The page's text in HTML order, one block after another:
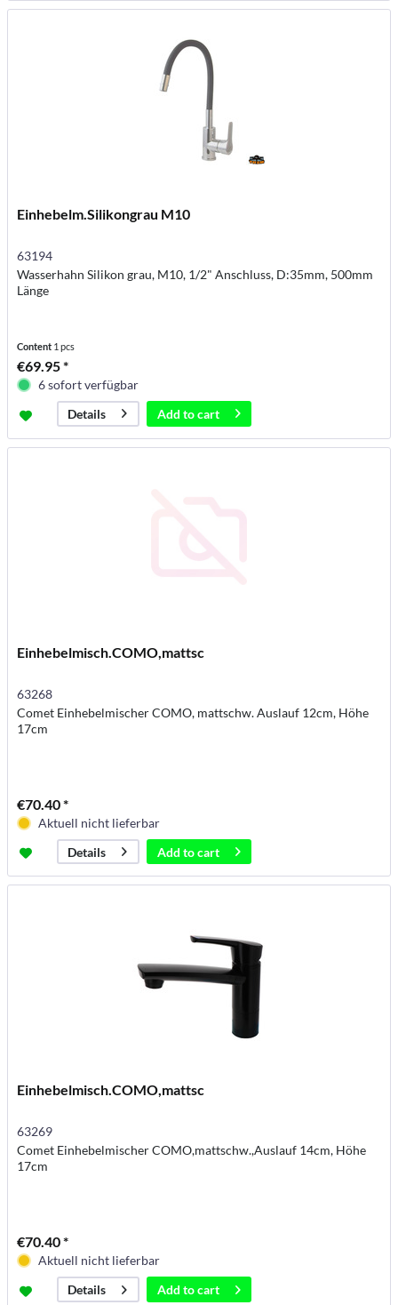
Einhebelm.Silikongrau M10
63194
Wasserhahn Silikon grau, M10, 1/2" Anschluss, D:35mm, 500mm
Länge
Content 1 pcs
€69.95 *
6 sofort verfügbar
Details
Add tocart
Einhebelmisch.COMO,mattsc
63268
Comet Einhebelmischer COMO, mattschw. Auslauf 12cm, Höhe
17cm
€70.40 *
Aktuell nicht lieferbar
Details
Add tocart
Einhebelmisch.COMO,mattsc
63269
Comet Einhebelmischer COMO,mattschw.,Auslauf 14cm, Höhe
17cm
€70.40 *
Aktuell nicht lieferbar
Details
Add tocart